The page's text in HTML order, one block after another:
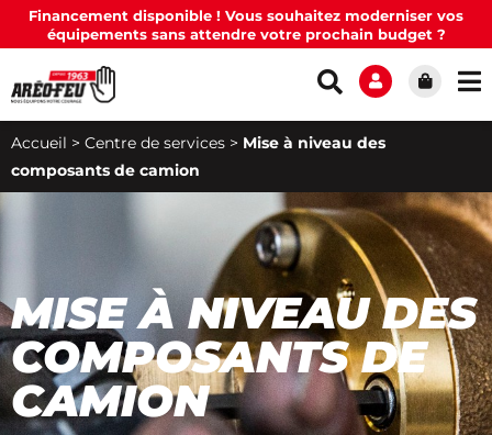
Financement disponible ! Vous souhaitez moderniser vos
équipements sans attendre votre prochain budget ?
Accueil > Centre de services > Mise à niveau des
composants de camion
MISE À NIVEAU DES
COMPOSANTS DE
CAMION